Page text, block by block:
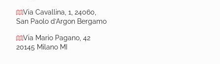
Via Cavallina, 1, 24060,
San Paolo d’Argon Bergamo
Via Mario Pagano, 42
20145 Milano MI